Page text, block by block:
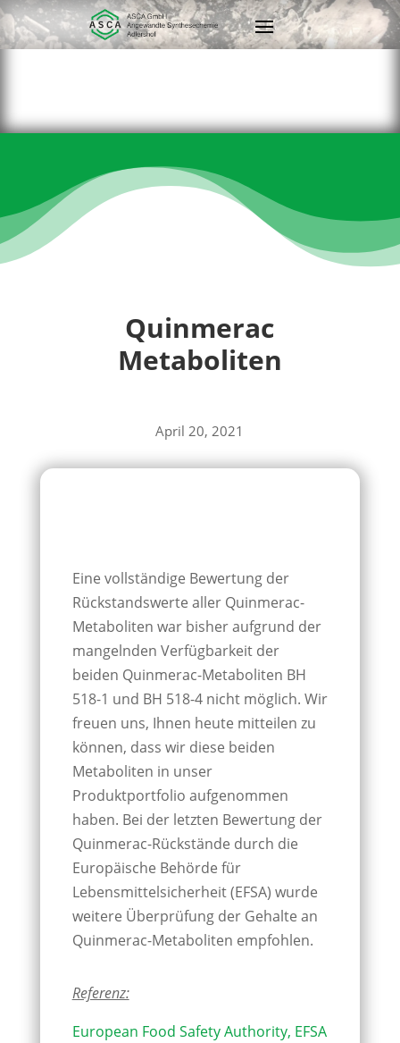
Quinmerac
Metaboliten
April 20, 2021
Eine vollständige Bewertung der
Rückstandswerte aller Quinmerac-
Metaboliten war bisher aufgrund der
mangelnden Verfügbarkeit der
beiden Quinmerac-Metaboliten BH
518-1 und BH 518-4 nicht möglich. Wir
freuen uns, Ihnen heute mitteilen zu
können, dass wir diese beiden
Metaboliten in unser
Produktportfolio aufgenommen
haben. Bei der letzten Bewertung der
Quinmerac-Rückstände durch die
Europäische Behörde für
Lebensmittelsicherheit (EFSA) wurde
weitere Überprüfung der Gehalte an
Quinmerac-Metaboliten empfohlen.
Referenz:
European Food Safety Authority, EFSA